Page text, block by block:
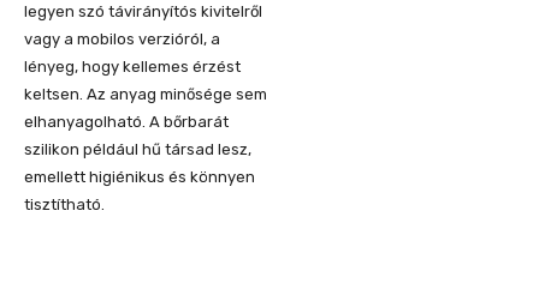
legyen szó távirányítós kivitelről
vagy a mobilos verzióról, a
lényeg, hogy kellemes érzést
keltsen. Az anyag minősége sem
elhanyagolható. A bőrbarát
szilikon például hű társad lesz,
emellett higiénikus és könnyen
tisztítható.